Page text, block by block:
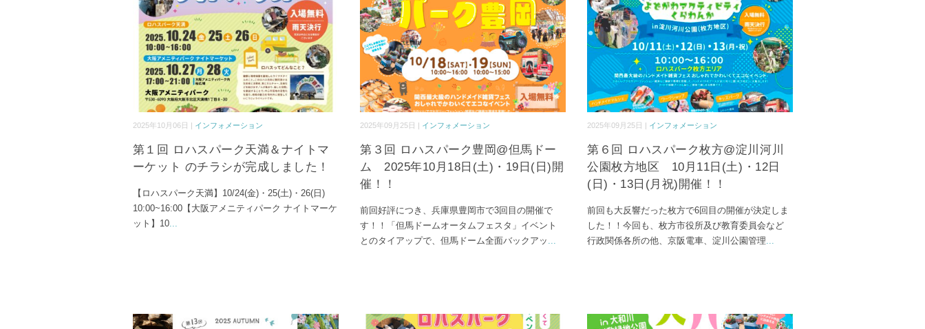
2025年10月06日 | インフォメーション
第１回 ロハスパーク天満＆ナイトマ
ーケット のチラシが完成しました！
【ロハスパーク天満】10/24(金)・25(土)・26(日)
10:00~16:00【大阪アメニティパーク ナイトマーケ
ット】10...
2025年09月25日 | インフォメーション
第３回 ロハスパーク豊岡@但馬ドー
ム 2025年10月18日(土)・19日(日)開
催！！
前回好評につき、兵庫県豊岡市で3回目の開催で
す！！「但馬ドームオータムフェスタ」イベント
とのタイアップで、但馬ドーム全面バックアッ ...
2025年09月25日 | インフォメーション
第６回 ロハスパーク枚方@淀川河川
公園枚方地区 10月11日(土)・12日
(日)・13日(月祝)開催！！
前回も大反響だった枚方で6回目の開催が決定しま
した！！今回も、枚方市役所及び教育委員会など
行政関係各所の他、京阪電車、淀川公園管理...